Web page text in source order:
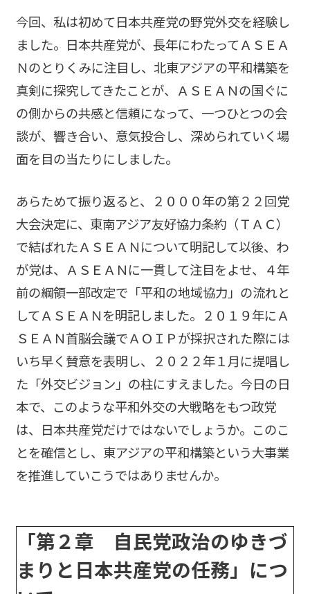
今回、私は初めて日本共産党の野党外交を経験し
ました。日本共産党が、長年にわたってＡＳＥＡ
Ｎのとりくみに注目し、北東アジアの平和構築を
真剣に探究してきたことが、ＡＳＥＡＮの国ぐに
の側からの共感と信頼になって、一つひとつの会
談が、響き合い、意気投合し、深められていく場
面を目の当たりにしました。
あらためて振り返ると、２０００年の第２２回党
大会決定に、東南アジア友好協力条約（ＴＡＣ）
で結ばれたＡＳＥＡＮについて明記して以後、わ
が党は、ＡＳＥＡＮに一貫して注目をよせ、４年
前の綱領一部改定で「平和の地域協力」の流れと
してＡＳＥＡＮを明記しました。２０１９年にＡ
ＳＥＡＮ首脳会議でＡＯＩＰが採択された際には
いち早く賛意を表明し、２０２２年１月に提唱し
た「外交ビジョン」の柱にすえました。今日の日
本で、このような平和外交の大戦略をもつ政党
は、日本共産党だけではないでしょうか。このこ
とを確信とし、東アジアの平和構築という大事業
を推進していこうではありませんか。
「第２章 自民党政治のゆきづ
まりと日本共産党の任務」につ